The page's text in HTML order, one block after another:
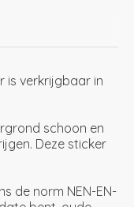
is verkrijgbaar in
schoon en
Deze sticker
de norm NEN-EN-